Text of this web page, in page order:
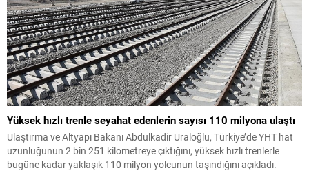
Yüksek hızlı trenle seyahat edenlerin sayısı 110 milyona ulaştı
Ulaştırma ve Altyapı Bakanı Abdulkadir Uraloğlu, Türkiye’de YHT hat
uzunluğunun 2 bin 251 kilometreye çıktığını, yüksek hızlı trenlerle
bugüne kadar yaklaşık 110 milyon yolcunun taşındığını açıkladı.